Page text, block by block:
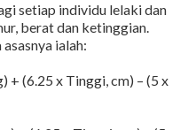
setiap individu lelaki dan
berat dan ketinggian.
ialah:
+ (6.25 x Tinggi, cm) – (5 x